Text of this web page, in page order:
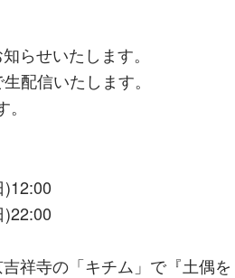
らせいたします。
配信いたします。
祥寺の「キチム」で『土偶を